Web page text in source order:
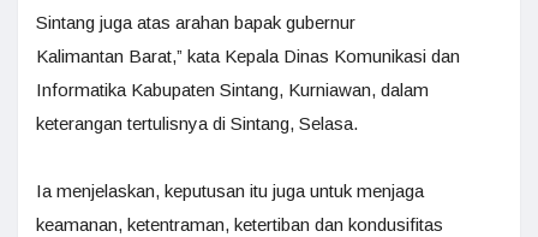
Sintang juga atas arahan bapak gubernur
Kalimantan Barat,” kata Kepala Dinas Komunikasi dan
Informatika Kabupaten Sintang, Kurniawan, dalam
keterangan tertulisnya di Sintang, Selasa.
Ia menjelaskan, keputusan itu juga untuk menjaga
keamanan, ketentraman, ketertiban dan kondusifitas